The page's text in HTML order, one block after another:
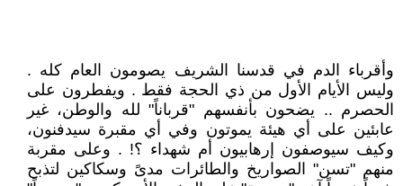
وأقرباء الدم في قدسنا الشريف يصومون العام كله .
وليس الأيام الأول من ذي الحجة فقط . ويفطرون على
الحصرم .. يضحون بأنفسهم "قرباناً" لله والوطن، غير
عابئين على أي هيئة يموتون وفي أي مقبرة سيدفنون،
وكيف سيوصفون إرهابيون أم شهداء ؟! . وعلى مقربة
منهم "تسن" الصواريخ والطائرات مدىً وسكاكين لتذبح